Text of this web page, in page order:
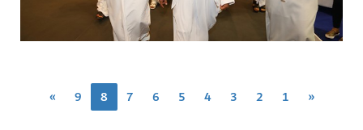
«
1
2
3
4
5
6
7
8
9
»